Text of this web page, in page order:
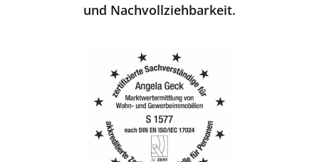
und Nachvollziehbarkeit.